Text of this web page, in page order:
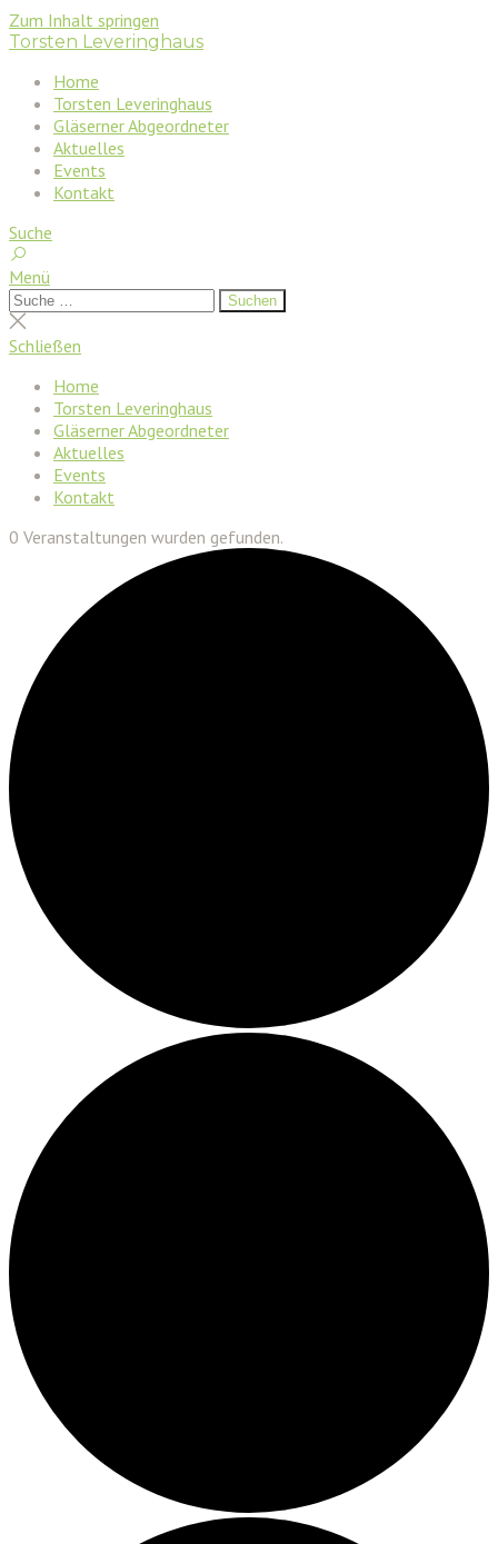
Zum Inhalt springen
Torsten Leveringhaus
Home
Torsten Leveringhaus
Gläserner Abgeordneter
Aktuelles
Events
Kontakt
Suche
Menü
Suchen
nach:
Suchen
Suche
schließen
Schließen
Home
Torsten Leveringhaus
Gläserner Abgeordneter
Aktuelles
Events
Kontakt
0 Veranstaltungen wurden gefunden.